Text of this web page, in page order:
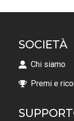
SOCIETÀ
Chi siamo
Premi e